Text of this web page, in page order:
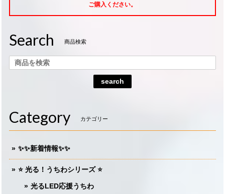
ご購入ください。
Search 商品検索
search
Category カテゴリー
✨✨新着情報✨✨
⭐️ 光る！うちわシリーズ ⭐️
光るLED応援うちわ